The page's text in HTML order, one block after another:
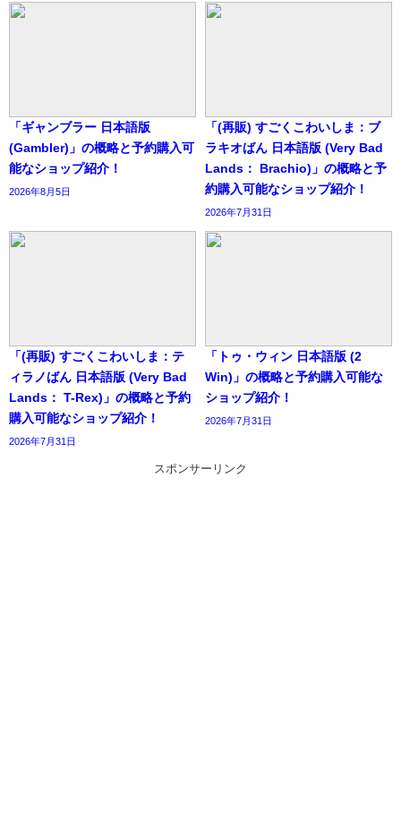
「ギャンブラー 日本語版
(Gambler)」の概略と予約購入可
能なショップ紹介！
2026年8月5日
「(再販) すごくこわいしま：ブ
ラキオばん 日本語版 (Very Bad
Lands： Brachio)」の概略と予
約購入可能なショップ紹介！
2026年7月31日
「(再販) すごくこわいしま：テ
ィラノばん 日本語版 (Very Bad
Lands： T-Rex)」の概略と予約
購入可能なショップ紹介！
2026年7月31日
「トゥ・ウィン 日本語版 (2
Win)」の概略と予約購入可能な
ショップ紹介！
2026年7月31日
スポンサーリンク